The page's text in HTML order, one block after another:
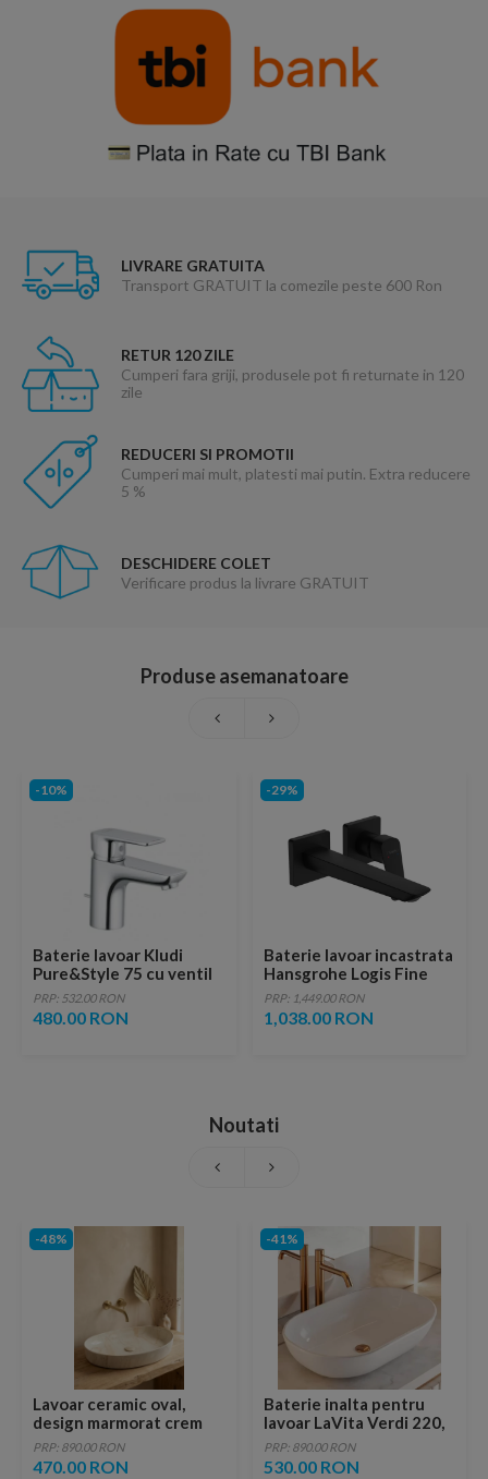
LIVRARE GRATUITA
Transport GRATUIT la comezile peste 600 Ron
RETUR 120 ZILE
Cumperi fara griji, produsele pot fi returnate in 120
zile
REDUCERI SI PROMOTII
Cumperi mai mult, platesti mai putin. Extra reducere
5 %
DESCHIDERE COLET
Verificare produs la livrare GRATUIT
Produse asemanatoare
-10%
Baterie lavoar Kludi
Pure&Style 75 cu ventil
metalic pop-up
PRP: 532.00 RON
480.00 RON
-29%
Baterie lavoar incastrata
Hansgrohe Logis Fine
negru mat
monocomanda
PRP: 1,449.00 RON
1,038.00 RON
Noutati
-48%
Lavoar ceramic oval,
design marmorat crem
lucios cu vene aurii,
ventil inclus
PRP: 890.00 RON
470.00 RON
-41%
Baterie inalta pentru
lavoar LaVita Verdi 220,
fara ventil, brushed
copper
PRP: 890.00 RON
530.00 RON